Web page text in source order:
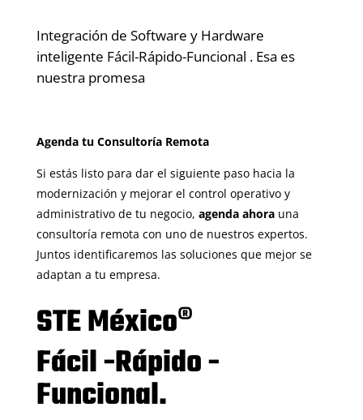
Integración de Software y Hardware
inteligente Fácil-Rápido-Funcional . Esa es
nuestra promesa
Agenda tu Consultoría Remota
Si estás listo para dar el siguiente paso hacia la
modernización y mejorar el control operativo y
administrativo de tu negocio, agenda ahorauna
consultoría remota con uno de nuestros expertos.
Juntos identificaremos las soluciones que mejor se
adaptan a tu empresa.
STE México®
Fácil -Rápido -
Funcional.